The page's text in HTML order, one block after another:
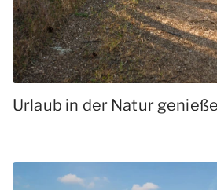
Urlaub in der Natur